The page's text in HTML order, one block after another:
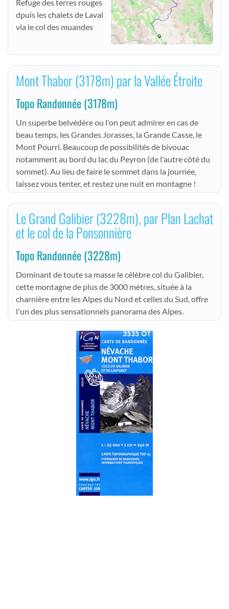
Refuge des terres rouges
dpuis les chalets de Laval
via le col des muandes
Mont Thabor (3178m) par la Vallée Étroite
Topo Randonnée(3178m)
Un superbe belvédère ou l'on peut admirer en cas de
beau temps, les Grandes Jorasses, la Grande Casse, le
Mont Pourri. Beaucoup de possibilités de bivouac
notamment au bord du lac du Peyron (de l'autre côté du
sommet). Au lieu de faire le sommet dans la journée,
laissez vous tenter, et restez une nuit en montagne !
Le Grand Galibier (3228m), par Plan Lachat
et le col de la Ponsonnière
Topo Randonnée(3228m)
Dominant de toute sa masse le célèbre col du Galibier,
cette montagne de plus de 3000 mètres, située à la
charnière entre les Alpes du Nord et celles du Sud, offre
l'un des plus sensationnels panorama des Alpes.